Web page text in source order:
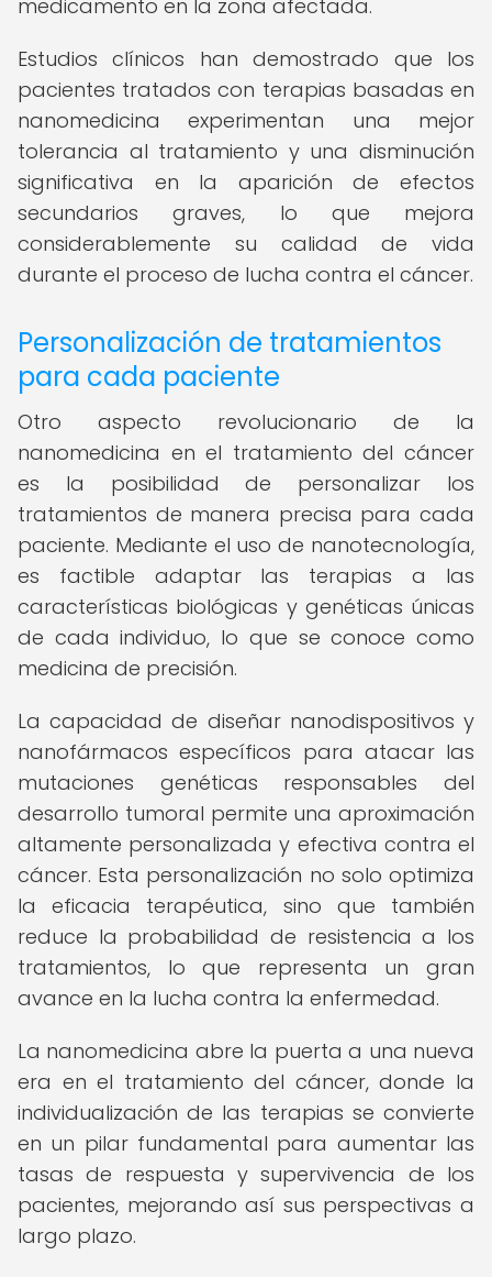
medicamento en la zona afectada.
Estudios clínicos han demostrado que los
pacientes tratados con terapias basadas en
nanomedicina experimentan una mejor
tolerancia al tratamiento y una disminución
significativa en la aparición de efectos
secundarios graves, lo que mejora
considerablemente su calidad de vida
durante el proceso de lucha contra el cáncer.
Personalización de tratamientos
para cada paciente
Otro aspecto revolucionario de la
nanomedicina en el tratamiento del cáncer
es la posibilidad de personalizar los
tratamientos de manera precisa para cada
paciente. Mediante el uso de nanotecnología,
es factible adaptar las terapias a las
características biológicas y genéticas únicas
de cada individuo, lo que se conoce como
medicina de precisión.
La capacidad de diseñar nanodispositivos y
nanofármacos específicos para atacar las
mutaciones genéticas responsables del
desarrollo tumoral permite una aproximación
altamente personalizada y efectiva contra el
cáncer. Esta personalización no solo optimiza
la eficacia terapéutica, sino que también
reduce la probabilidad de resistencia a los
tratamientos, lo que representa un gran
avance en la lucha contra la enfermedad.
La nanomedicina abre la puerta a una nueva
era en el tratamiento del cáncer, donde la
individualización de las terapias se convierte
en un pilar fundamental para aumentar las
tasas de respuesta y supervivencia de los
pacientes, mejorando así sus perspectivas a
largo plazo.